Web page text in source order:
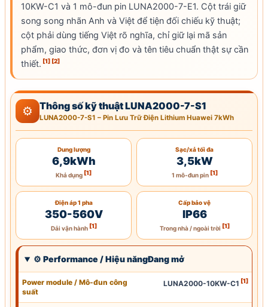
10KW-C1 và 1 mô-đun pin LUNA2000-7-E1. Cột trái giữ
song song nhãn Anh và Việt để tiện đối chiếu kỹ thuật;
cột phải dùng tiếng Việt rõ nghĩa, chỉ giữ lại mã sản
phẩm, giao thức, đơn vị đo và tên tiêu chuẩn thật sự cần
thiết. [1] [2]
⚙ Thông số kỹ thuật LUNA2000-7-S1
LUNA2000-7-S1 – Pin Lưu Trữ Điện Lithium Huawei 7kWh
Dung lượng
6,9kWh
Khả dụng [1]
Sạc/xả tối đa
3,5kW
1 mô-đun pin [1]
Điện áp 1 pha
350-560V
Dải vận hành [1]
Cấp bảo vệ
IP66
Trong nhà / ngoài trời [1]
⚙ Performance / Hiệu năngĐang mở
Power module / Mô-đun công
suất
LUNA2000-10KW-C1 [1]